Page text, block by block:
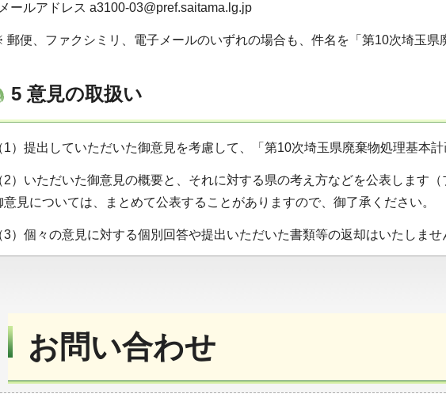
ールアドレス a3100-03@pref.saitama.lg.jp
郵便、ファクシミリ、電子メールのいずれの場合も、件名を「第10次埼玉
5 意見の取扱い
1）提出していただいた御意見を考慮して、「第10次埼玉県廃棄物処理基本
2）いただいた御意見の概要と、それに対する県の考え方などを公表します
意見については、まとめて公表することがありますので、御了承ください。
3）個々の意見に対する個別回答や提出いただいた書類等の返却はいたしま
お問い合わせ